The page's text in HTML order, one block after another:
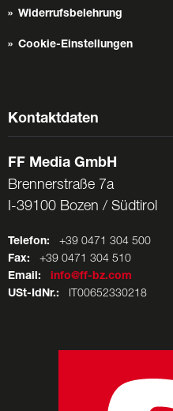
Widerrufsbelehrung
Cookie-Einstellungen
Kontaktdaten
FF Media GmbH
Brennerstraße 7a
I-39100 Bozen / Südtirol
Telefon: +39 0471 304 500
Fax: +39 0471 304 510
Email:
info@ff-bz.com
USt-IdNr.: IT00652330218